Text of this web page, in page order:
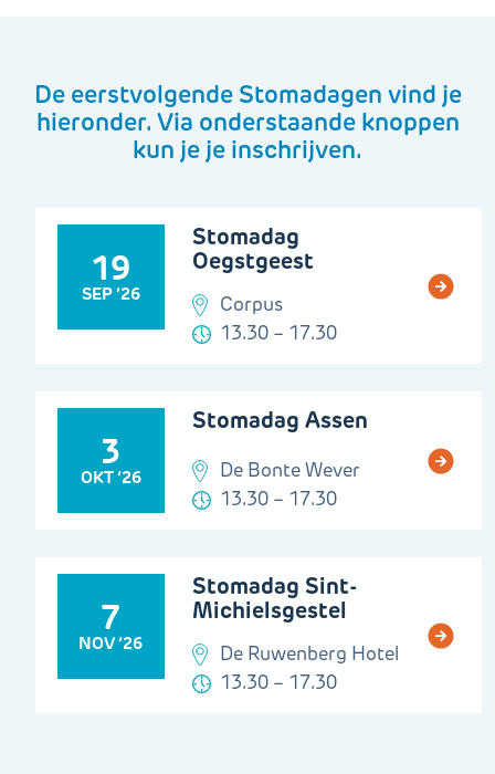
De eerstvolgende Stomadagen vind je
hieronder. Via onderstaande knoppen
kun je je inschrijven.
19
SEP ’26
Stomadag
Oegstgeest
Corpus
13.30 – 17.30
3
OKT ’26
Stomadag Assen
De Bonte Wever
13.30 – 17.30
7
NOV ’26
Stomadag Sint-
Michielsgestel
De Ruwenberg Hotel
13.30 – 17.30